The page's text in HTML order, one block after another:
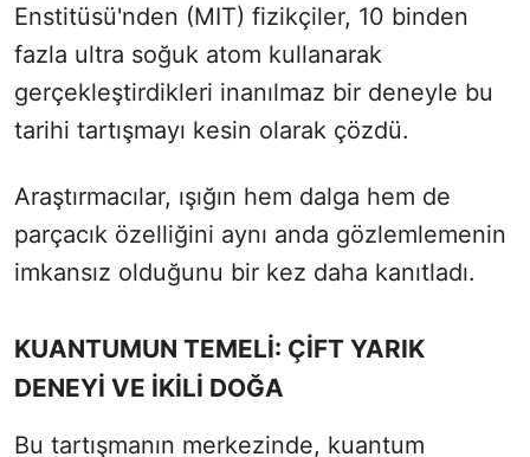
Enstitüsü'nden (MIT) fizikçiler, 10 binden
fazla ultra soğuk atom kullanarak
gerçekleştirdikleri inanılmaz bir deneyle bu
tarihi tartışmayı kesin olarak çözdü.
Araştırmacılar, ışığın hem dalga hem de
parçacık özelliğini aynı anda gözlemlemenin
imkansız olduğunu bir kez daha kanıtladı.
KUANTUMUN TEMELİ: ÇİFT YARIK
DENEYİ VE İKİLİ DOĞA
Bu tartışmanın merkezinde, kuantum